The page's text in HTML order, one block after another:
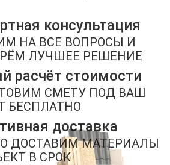
консультация
НА ВСЕ ВОПРОСЫ И
ЛУЧШЕЕ РЕШЕНИЕ
расчёт стоимости
СМЕТУ ПОД ВАШ
БЕСПЛАТНО
доставка
ДОСТАВИМ МАТЕРИАЛЫ
В СРОК
соответствии с ФЗ от 27.07.2006 № 152-ФЗ "О
на условиях и для целей, определенных вполитикой
ОТПРАВИТЬ